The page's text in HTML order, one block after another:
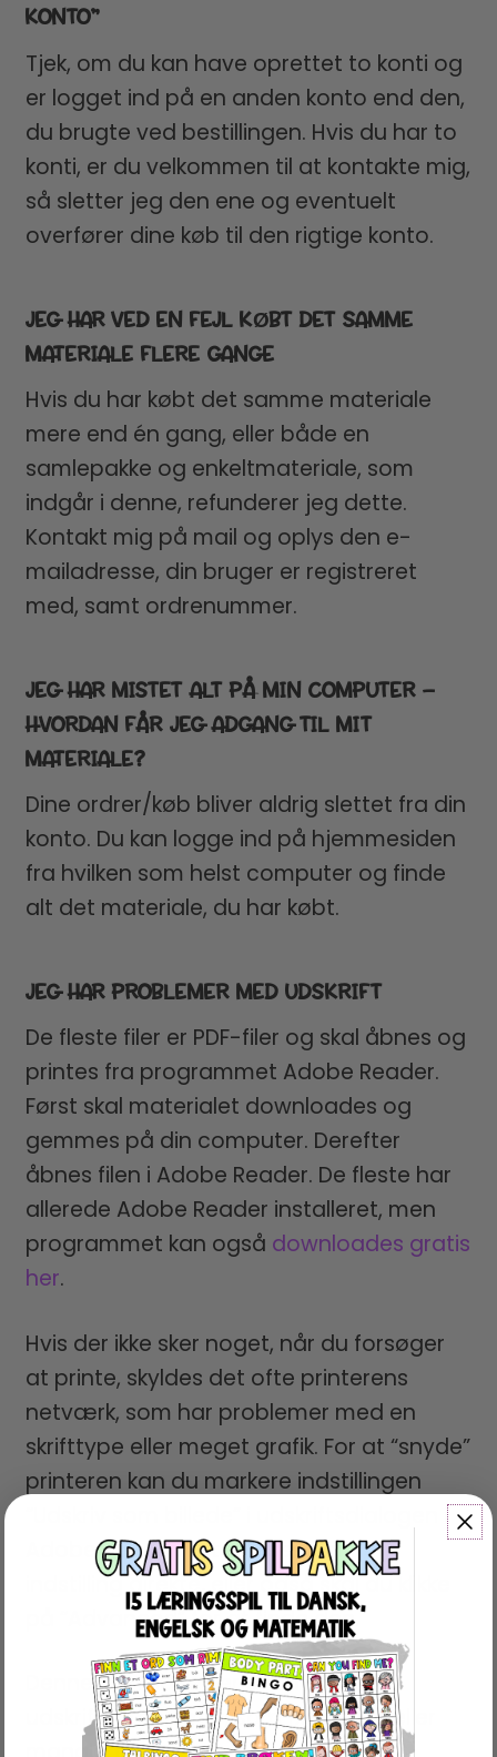
KONTO”
Tjek, om du kan have oprettet to konti og
er logget ind på en anden konto end den,
du brugte ved bestillingen. Hvis du har to
konti, er du velkommen til at kontakte mig,
så sletter jeg den ene og eventuelt
overfører dine køb til den rigtige konto.
JEG HAR VED EN FEJL KØBT DET SAMME
MATERIALE FLERE GANGE
Hvis du har købt det samme materiale
mere end én gang, eller både en
samlepakke og enkeltmateriale, som
indgår i denne, refunderer jeg dette.
Kontakt mig på mail og oplys den e-
mailadresse, din bruger er registreret
med, samt ordrenummer.
JEG HAR MISTET ALT PÅ MIN COMPUTER –
HVORDAN FÅR JEG ADGANG TIL MIT
MATERIALE?
Dine ordrer/køb bliver aldrig slettet fra din
konto. Du kan logge ind på hjemmesiden
fra hvilken som helst computer og finde
alt det materiale, du har købt.
JEG HAR PROBLEMER MED UDSKRIFT
De fleste filer er PDF-filer og skal åbnes og
printes fra programmet Adobe Reader.
Først skal materialet downloades og
gemmes på din computer. Derefter
åbnes filen i Adobe Reader. De fleste har
allerede Adobe Reader installeret, men
programmet kan også downloades gratis
her.
Hvis der ikke sker noget, når du forsøger
at printe, skyldes det ofte printerens
netværk, som har problemer med en
skrifttype eller meget grafik. For at “snyde”
printeren kan du markere indstillingen
“Udskriv som billede” i udskriftsdialogen i
Adobe Reader. Enten vises denne
indstilling direkte, eller også skal du klikke
på “Advanced” for at finde den.
Denne løsning retter også andre
udskriftsproblemer, som fx streger eller